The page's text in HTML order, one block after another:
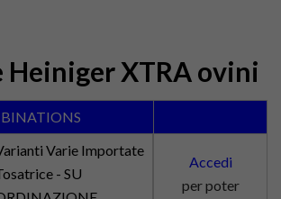
Heiniger XTRA ovini
Varie Importate
- SU
Accedi
per poter